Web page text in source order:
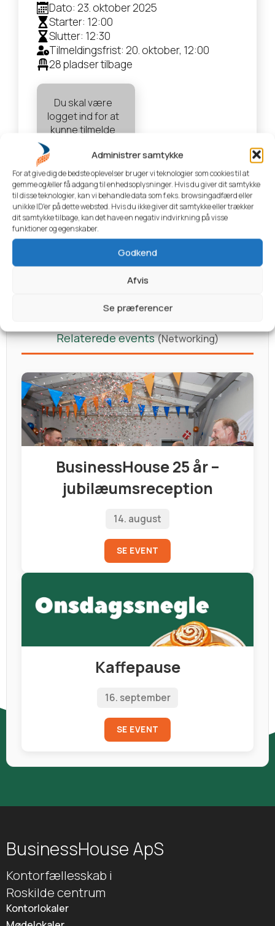
Administrer samtykke
For at give dig de bedste oplevelser bruger vi teknologier som cookies til at
gemme og/eller få adgang til enhedsoplysninger. Hvis du giver dit samtykke
til disse teknologier, kan vi behandle data som f.eks. browsingadfærd eller
unikke ID'er på dette websted. Hvis du ikke giver dit samtykke eller trækker
dit samtykke tilbage, kan det have en negativ indvirkning på visse
funktioner og egenskaber.
Godkend
Afvis
Se præferencer
Dato: 23. oktober 2025
Starter: 12:00
Slutter: 12:30
Tilmeldingsfrist: 20. oktober, 12:00
28 pladser tilbage
Du skal være
logget ind for at
kunne tilmelde
Parkeringsinformation
Relaterede events(Networking)
BusinessHouse 25 år –
jubilæumsreception
14. august
SE EVENT
Kaffepause
16. september
SE EVENT
BusinessHouse ApS
Kontorfællesskab i
Roskilde centrum
Kontorlokaler